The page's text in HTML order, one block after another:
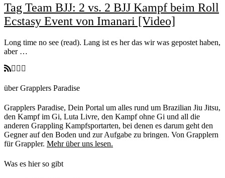
Tag Team BJJ: 2 vs. 2 BJJ Kampf beim Roll
Ecstasy Event von Imanari [Video]
Long time no see (read). Lang ist es her das wir was gepostet haben,
aber …
über Grapplers Paradise
Grapplers Paradise, Dein Portal um alles rund um Brazilian Jiu Jitsu,
den Kampf im Gi, Luta Livre, den Kampf ohne Gi und all die
anderen Grappling Kampfsportarten, bei denen es darum geht den
Gegner auf den Boden und zur Aufgabe zu bringen. Von Grapplern
für Grappler. Mehr über uns lesen.
Was es hier so gibt